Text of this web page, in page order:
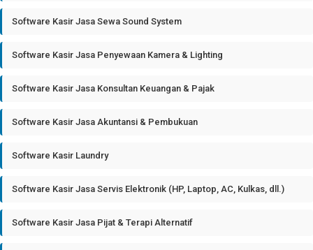
Software Kasir Jasa Sewa Sound System
Software Kasir Jasa Penyewaan Kamera & Lighting
Software Kasir Jasa Konsultan Keuangan & Pajak
Software Kasir Jasa Akuntansi & Pembukuan
Software Kasir Laundry
Software Kasir Jasa Servis Elektronik (HP, Laptop, AC, Kulkas, dll.)
Software Kasir Jasa Pijat & Terapi Alternatif